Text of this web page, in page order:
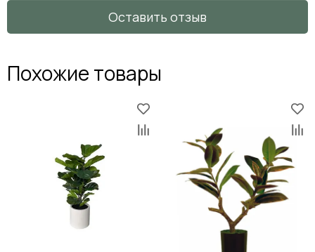
Оставить отзыв
Похожие товары